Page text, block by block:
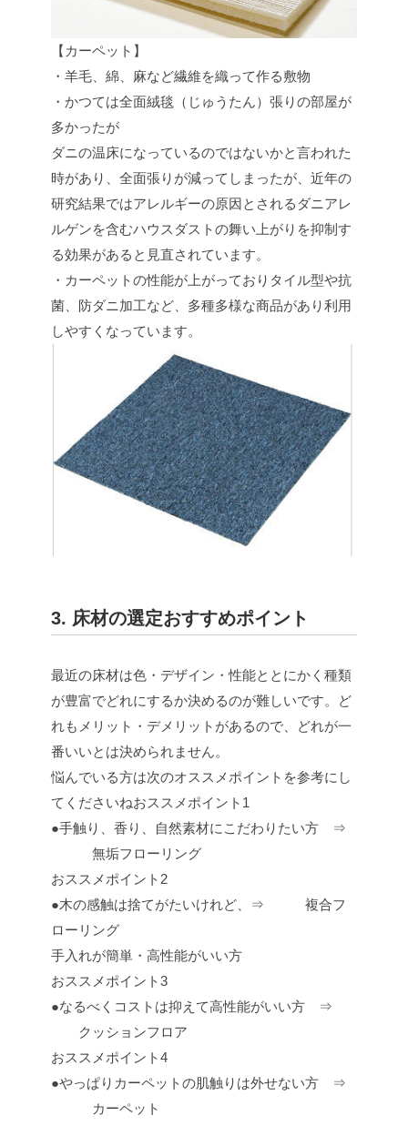
【カーペット】
・羊毛、綿、麻など繊維を織って作る敷物
・かつては全面絨毯（じゅうたん）張りの部屋が
多かったが
ダニの温床になっているのではないかと言われた
時があり、全面張りが減ってしまったが、近年の
研究結果ではアレルギーの原因とされるダニアレ
ルゲンを含むハウスダストの舞い上がりを抑制す
る効果があると見直されています。
・カーペットの性能が上がっておりタイル型や抗
菌、防ダニ加工など、多種多様な商品があり利用
しやすくなっています。
3. 床材の選定おすすめポイント
最近の床材は色・デザイン・性能ととにかく種類
が豊富でどれにするか決めるのが難しいです。ど
れもメリット・デメリットがあるので、どれが一
番いいとは決められません。
悩んでいる方は次のオススメポイントを参考にし
てくださいねおススメポイント1
●手触り、香り、自然素材にこだわりたい方 ⇒
無垢フローリング
おススメポイント2
●木の感触は捨てがたいけれど、⇒ 複合フ
ローリング
手入れが簡単・高性能がいい方
おススメポイント3
●なるべくコストは抑えて高性能がいい方 ⇒
クッションフロア
おススメポイント4
●やっぱりカーペットの肌触りは外せない方 ⇒
カーペット